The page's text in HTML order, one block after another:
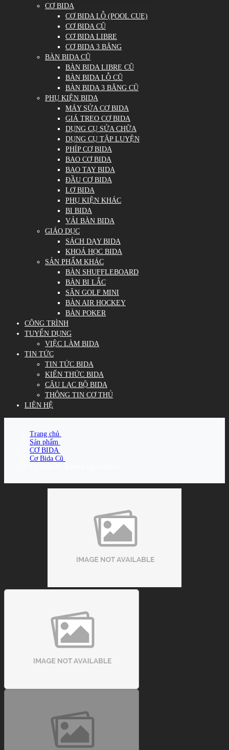
CƠ BIDA
CƠ BIDA LỖ (POOL CUE)
CƠ BIDA CŨ
CƠ BIDA LIBRE
CƠ BIDA 3 BĂNG
BÀN BIDA CŨ
BÀN BIDA LIBRE CŨ
BÀN BIDA LỖ CŨ
BÀN BIDA 3 BĂNG CŨ
PHỤ KIỆN BIDA
MÁY SỬA CƠ BIDA
GIÁ TREO CƠ BIDA
DỤNG CỤ SỬA CHỮA
DỤNG CỤ TẬP LUYỆN
PHÍP CƠ BIDA
BAO CƠ BIDA
BAO TAY BIDA
ĐẦU CƠ BIDA
LƠ BIDA
PHỤ KIỆN KHÁC
BI BIDA
VẢI BÀN BIDA
GIÁO DỤC
SÁCH DẠY BIDA
KHOÁ HỌC BIDA
SẢN PHẨM KHÁC
BÀN SHUFFLEBOARD
BÀN BI LẮC
SÂN GOLF MINI
BÀN AIR HOCKEY
BÀN POKER
CÔNG TRÌNH
TUYỂN DỤNG
VIỆC LÀM BIDA
TIN TỨC
TIN TỨC BIDA
KIẾN THỨC BIDA
CÂU LẠC BỘ BIDA
THÔNG TIN CƠ THỦ
LIÊN HỆ
Trang chủ
Sản phẩm
CƠ BIDA
Cơ Bida Cũ